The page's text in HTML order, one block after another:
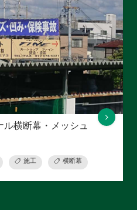
横断幕・メッシュ
施工 横断幕